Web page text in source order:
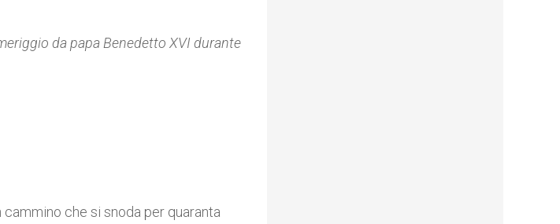
da papa Benedetto XVI durante
che si snoda per quaranta